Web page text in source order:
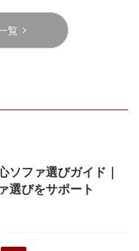
覧
ソファ選びガイド｜
選びをサポート